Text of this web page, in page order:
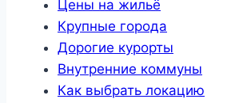
Цены на жильё
Крупные города
Дорогие курорты
Внутренние коммуны
Как выбрать локацию